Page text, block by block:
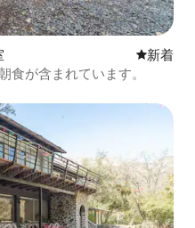
新しい宿
新着
食が含まれています。